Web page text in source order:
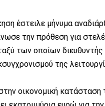
έστειλε μήνυμα
την πρόθεση για
των οποίων
της
οικονομική